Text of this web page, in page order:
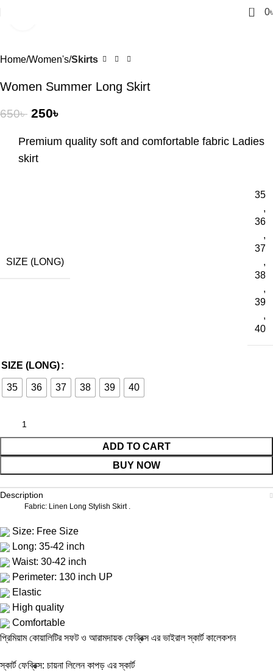
0 0
Home Women's Skirts
Women Summer Long Skirt
650৳ 250৳
Premium quality soft and comfortable fabric Ladies
skirt
SIZE (LONG)
35
,
36
,
37
,
38
,
39
,
40
SIZE (LONG)
35 36 37 38 39 40
ADD TO CART
BUY NOW
Description
Fabric: Linen Long Stylish Skirt .
Size: Free Size
Long: 35-42 inch
Waist: 30-42 inch
Perimeter: 130 inch UP
Elastic
High quality
Comfortable
প্রিমিয়াম কোয়ালিটির সফট ও আরামদায়ক ফেব্রিক্স এর ভাইরাল স্কার্ট কালেকশন
স্কার্ট ফেব্রিক্স: চায়না লিলেন কাপড় এর স্কার্ট